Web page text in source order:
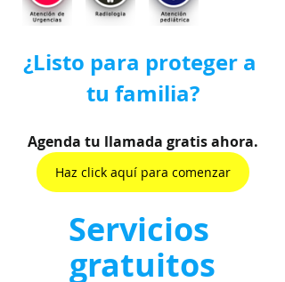
¿Listo para proteger a
tu familia?
Agenda tu llamada gratis ahora.
Haz click aquí para comenzar
Servicios
gratuitos